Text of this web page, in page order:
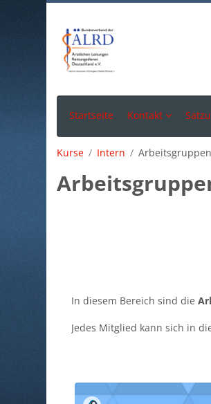
Startseite Kontakt
Kurse Intern
In diesem Bereich sind die
Jedes Mitglied kann sich in